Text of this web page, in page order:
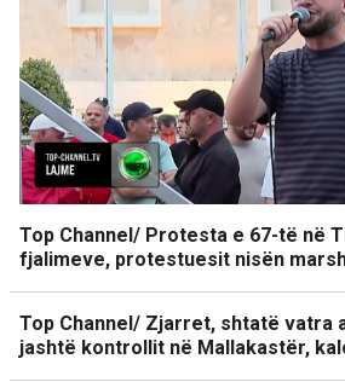
Top Channel/ Protesta e 67-të në
fjalimeve, protestuesit nisën
Top Channel/ Zjarret, shtatë vatra
jashtë kontrollit në Mallakastër,